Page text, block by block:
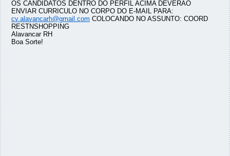
OS CANDIDATOS DENTRO DO PERFIL ACIMA DEVERÃO
ENVIAR CURRICULO NO CORPO DO E-MAIL PARA:
cv.alavancarh@gmail.com COLOCANDO NO ASSUNTO: COORD
RESTNSHOPPING
Alavancar RH
Boa Sorte!